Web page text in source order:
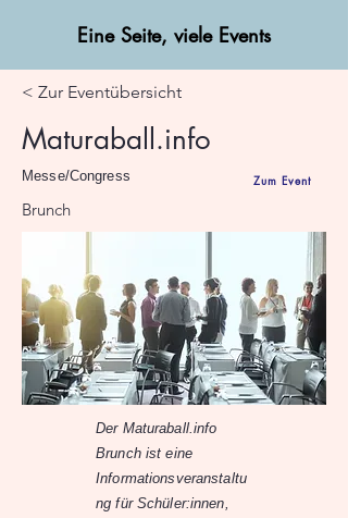
Eine Seite, viele Events
< Zur Eventübersicht
Maturaball.info
Messe/Congress Zum Event
Brunch
Der Maturaball.info
Brunch ist eine
Informationsveranstaltu
ng für Schüler:innen,